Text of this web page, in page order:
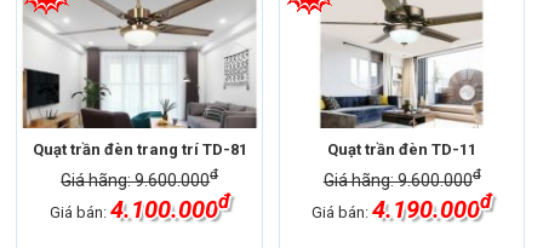
Quạt trần đèn trang trí TD-81
Giá hãng: 9.600.000đ
Giá bán: 4.100.000đ
Quạt trần đèn TD-11
Giá hãng: 9.600.000đ
Giá bán:4.190.000đ